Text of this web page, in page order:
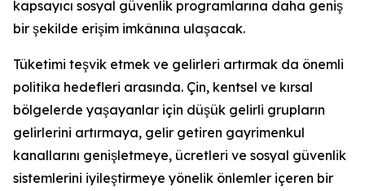
kapsayıcı sosyal güvenlik programlarına daha geniş
bir şekilde erişim imkânına ulaşacak.
Tüketimi teşvik etmek ve gelirleri artırmak da önemli
politika hedefleri arasında. Çin, kentsel ve kırsal
bölgelerde yaşayanlar için düşük gelirli grupların
gelirlerini artırmaya, gelir getiren gayrimenkul
kanallarını genişletmeye, ücretleri ve sosyal güvenlik
sistemlerini iyileştirmeye yönelik önlemler içeren bir